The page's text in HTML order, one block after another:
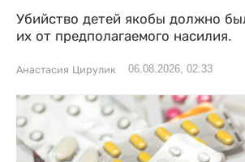
Убийство детей якобы должно
их от предполагаемого насилия.
Анастасия Цирулик 06.08.2026, 02:33